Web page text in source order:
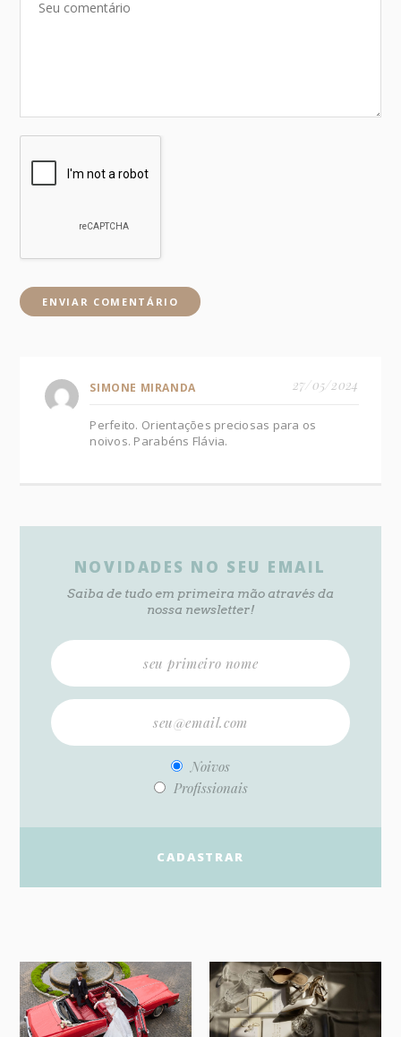
SIMONE MIRANDA 27/05/2024
Perfeito. Orientações preciosas para os
noivos. Parabéns Flávia.
NOVIDADES NO SEU EMAIL
Saiba de tudo em primeira mão através da
nossa newsletter!
Noivos
Profissionais